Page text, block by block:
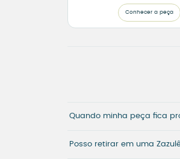
Conhecer a peça
Quando minha peça fica
Posso retirar em uma